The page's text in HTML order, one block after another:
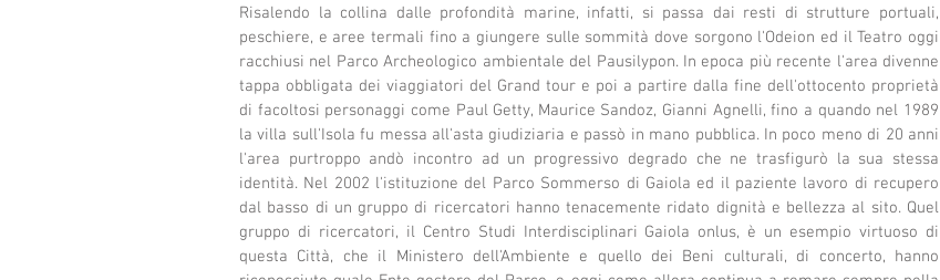
Risalendo la collina dalle profondità marine, infatti, si passa dai resti di strutture portuali,
peschiere, e aree termali fino a giungere sulle sommità dove sorgono l'Odeion ed il Teatro oggi
racchiusi nel Parco Archeologico ambientale del Pausilypon. In epoca più recente l'area divenne
tappa obbligata dei viaggiatori del Grand tour e poi a partire dalla fine dell'ottocento proprietà
di facoltosi personaggi come Paul Getty, Maurice Sandoz, Gianni Agnelli, fino a quando nel 1989
la villa sull'Isola fu messa all'asta giudiziaria e passò in mano pubblica. In poco meno di 20 anni
l'area purtroppo andò incontro ad un progressivo degrado che ne trasfigurò la sua stessa
identità. Nel 2002 l'istituzione del Parco Sommerso di Gaiola ed il paziente lavoro di recupero
dal basso di un gruppo di ricercatori hanno tenacemente ridato dignità e bellezza al sito. Quel
gruppo di ricercatori, il Centro Studi Interdisciplinari Gaiola onlus, è un esempio virtuoso di
questa Città, che il Ministero dell'Ambiente e quello dei Beni culturali, di concerto, hanno